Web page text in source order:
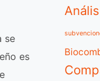
se
es